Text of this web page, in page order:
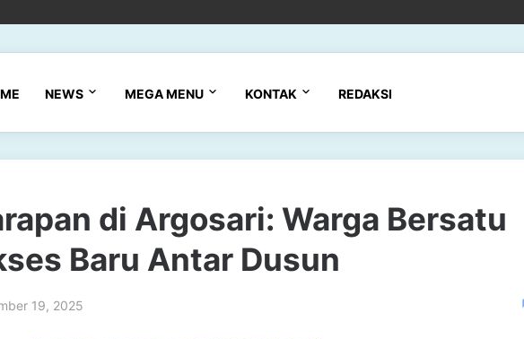
NEWS MEGA MENU KONTAK REDAKSI
di Argosari: Warga Bersatu
Baru Antar Dusun
19, 2025